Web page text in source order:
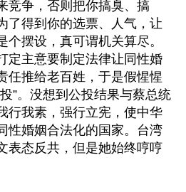
竞争，否则把你搞臭、搞
了得到你的选票、人气，让
个摆设，真可谓机关算尽。
定主意要制定法律让同性婚
任推给老百姓，于是假惺惺
”。没想到公投结果与蔡总统
行我素，强行立宪，使中华
性婚姻合法化的国家。台湾
表态反共，但是她始终哼哼